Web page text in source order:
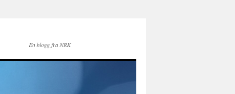
En blogg fra NRK